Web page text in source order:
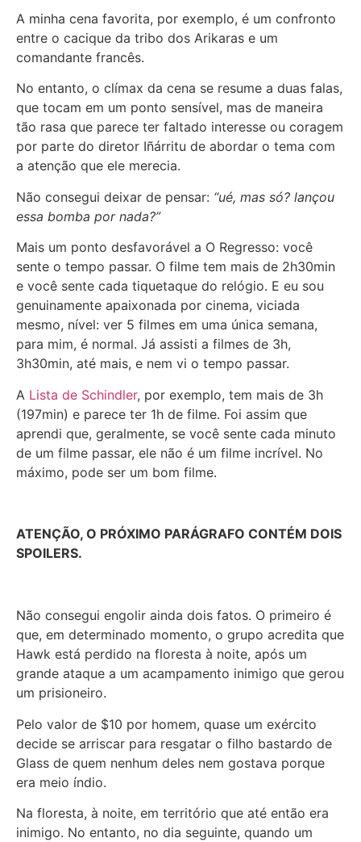
A minha cena favorita, por exemplo, é um confronto
entre o cacique da tribo dos Arikaras e um
comandante francês.
No entanto, o clímax da cena se resume a duas falas,
que tocam em um ponto sensível, mas de maneira
tão rasa que parece ter faltado interesse ou coragem
por parte do diretor Iñárritu de abordar o tema com
a atenção que ele merecia.
Não consegui deixar de pensar: “ué, mas só? lançou
essa bomba por nada?”
Mais um ponto desfavorável a O Regresso: você
sente o tempo passar. O filme tem mais de 2h30min
e você sente cada tiquetaque do relógio. E eu sou
genuinamente apaixonada por cinema, viciada
mesmo, nível: ver 5 filmes em uma única semana,
para mim, é normal. Já assisti a filmes de 3h,
3h30min, até mais, e nem vi o tempo passar.
A Lista de Schindler, por exemplo, tem mais de 3h
(197min) e parece ter 1h de filme. Foi assim que
aprendi que, geralmente, se você sente cada minuto
de um filme passar, ele não é um filme incrível. No
máximo, pode ser um bom filme.
ATENÇÃO, O PRÓXIMO PARÁGRAFO CONTÉM DOIS
SPOILERS.
Não consegui engolir ainda dois fatos. O primeiro é
que, em determinado momento, o grupo acredita que
Hawk está perdido na floresta à noite, após um
grande ataque a um acampamento inimigo que gerou
um prisioneiro.
Pelo valor de $10 por homem, quase um exército
decide se arriscar para resgatar o filho bastardo de
Glass de quem nenhum deles nem gostava porque
era meio índio.
Na floresta, à noite, em território que até então era
inimigo. No entanto, no dia seguinte, quando um